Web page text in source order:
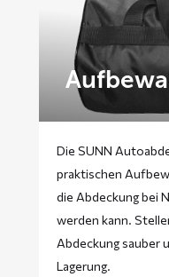
Die SUNN
praktischen
die Abdeckung bei
werden kann.
Abdeckung sauber
Lagerung.